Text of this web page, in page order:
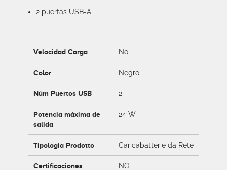
2 puertas USB-A
Velocidad Carga No
Color Negro
Núm Puertos USB 2
Potencia máxima de
salida
24 W
Tipologia Prodotto Caricabatterie da Rete
Certificaciones NO